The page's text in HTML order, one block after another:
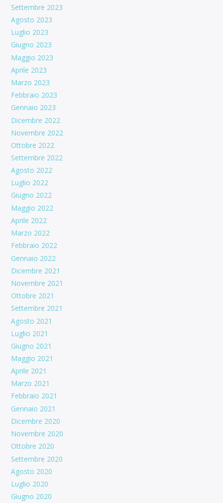
Settembre 2023
Agosto 2023
Luglio 2023
Giugno 2023
Maggio 2023
Aprile 2023
Marzo 2023
Febbraio 2023
Gennaio 2023
Dicembre 2022
Novembre 2022
Ottobre 2022
Settembre 2022
Agosto 2022
Luglio 2022
Giugno 2022
Maggio 2022
Aprile 2022
Marzo 2022
Febbraio 2022
Gennaio 2022
Dicembre 2021
Novembre 2021
Ottobre 2021
Settembre 2021
Agosto 2021
Luglio 2021
Giugno 2021
Maggio 2021
Aprile 2021
Marzo 2021
Febbraio 2021
Gennaio 2021
Dicembre 2020
Novembre 2020
Ottobre 2020
Settembre 2020
Agosto 2020
Luglio 2020
Giugno 2020